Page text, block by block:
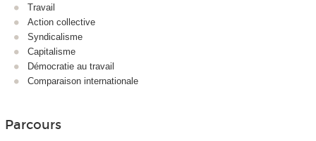
Travail
Action collective
Syndicalisme
Capitalisme
Démocratie au travail
Comparaison internationale
Parcours